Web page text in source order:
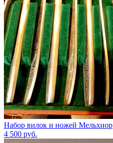
Набор вилок и ножей Мельхиор
4 500 руб.